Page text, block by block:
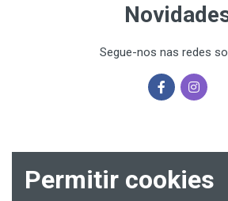
Permitir cookies
Segue-nos nas redes